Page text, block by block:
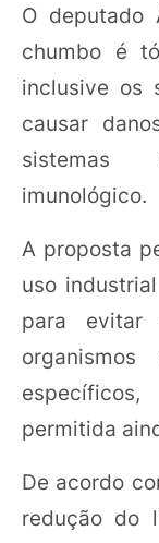
O deputado
chumbo é
inclusive os
causar
sistemas
imunológico.
A proposta
uso
para
permitida
De acordo
redução do